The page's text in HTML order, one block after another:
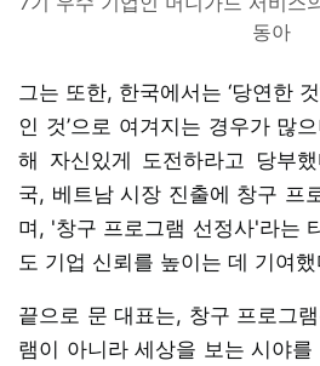
동아
그는 또한, 한국에서는 ‘당연한
인 것’으로 여겨지는 경우가 많
해 자신있게 도전하라고 당부
국, 베트남 시장 진출에 창구 프
며, '창구 프로그램 선정사'라는
도 기업 신뢰를 높이는 데 기여
끝으로 문 대표는, 창구 프로그
램이 아니라 세상을 보는 시야